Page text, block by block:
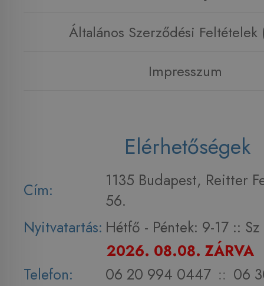
Általános Szerződési Feltételek
Impresszum
Elérhetőségek
Cím:
1135 Budapest, Reitter
56.
Nyitvatartás: Hétfő - Péntek: 9-17 :: Sz
2026. 08.08. ZÁRVA
Telefon:
06 20 994 0447 :: 06